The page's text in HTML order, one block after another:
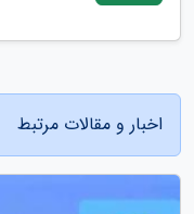
اخبار و مقالات مرتبط